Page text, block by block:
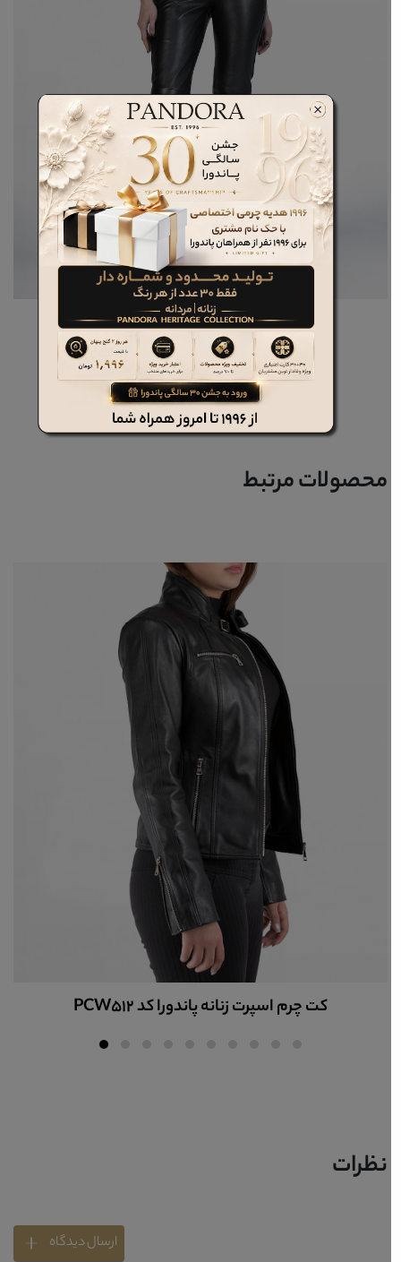
بوت چرم زنانه کد 17352
محصولات مرتبط
کاپشن چرم زنانه کد PCW543
نظرات
ارسال دیدگاه